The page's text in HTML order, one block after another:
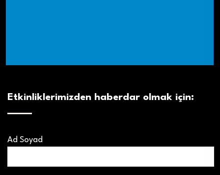
Etkinliklerimizden haberdar olmak için:
Ad Soyad